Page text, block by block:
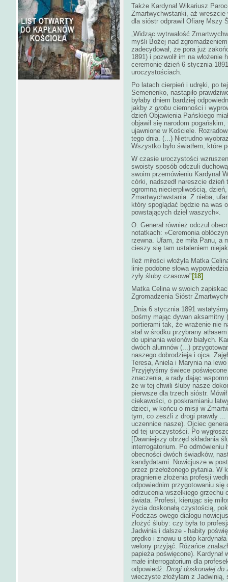
Także Kardynał Wikariusz
Zmartwychwstanki, aż
dla sióstr odprawił Ofiarę Mszy
„Widząc wytrwałość
myśli Bożej nad
zadecydował, że pora już
1891) i pozwolił im na
ceremonię dzień 6 stycznia
uroczystościach.
Po latach cierpień i udręki, po
Semenenko, nastąpiło
byłaby dniem bardziej
jakby z grobu ciemności i
dzień Objawienia Pańskiego
objawił się narodom
ujawnione w Kościele.
tego dnia. (...) Nietrudno
Wszystko było światłem, które
W czasie uroczystości
swoisty sposób odczuli
swoim przemówieniu Kardynał
córki, nadszedł nareszcie
ogromną niecierpliwością,
Zmartwychwstania. Z nieba,
który spoglądać będzie na was
powstających dzieł waszych«.
O. Generał również odczuł
notatkach: »Ceremonia
rzewna. Ufam, że miła Panu, a
cieszy się tam ustaleniem
Ileż miłości włożyła Matka
linie podobne słowa
żyły śluby czasowe" [18] .
Matka Celina w swoich
Zgromadzenia Sióstr
„Dnia 6 stycznia 1891
bośmy mając dywan aksamitny
portierami tak, że wrażenie nie
stał w środku przybrany
do upinania welonów białych.
dwóch alumnów (...)
naszego dobrodzieja i ojca.
Teresa, Aniela i Marynia na
Przyjęłyśmy świece
znaczenia, a rady dając
że w tej chwili śluby nasze
pierwsze dla trzech sióstr.
ciekawości, o poskramianiu
dzieci, w końcu o misji w
tym, co zeszli z drogi prawdy ...
uczennice nasze). Ojciec
od tej uroczystości. Po
[Dawniejszy obrzęd składania
interrogatorium. Po odmówieniu
obecności dwóch świadków,
kandydatami. Nowicjusze w
przez przełożonego pytania. W
pragnienie złożenia profesji
odpowiednim przygotowaniu się
odrzucenia wszelkiego grzechu
świata. Profesi, kierując się
życia doskonałą czystością,
Podczas owego dialogu
złożyć śluby: czy była to
Jadwinia i dalsze - habity
prędko i znowu u stóp
welony przyjąć. Różańce
papieża poświęcone). Kardynał
małe interrogatorium dla
odpowiedź: Drogi doskonałej
wieczyste złożyłam z